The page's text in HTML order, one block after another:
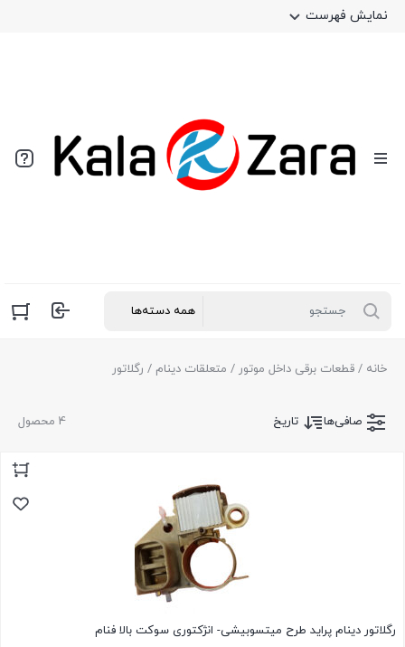
نمایش فهرست
خانه / قطعات برقی داخل موتور / متعلقات دینام / رگلاتور
4 محصول صافی‌ها تاریخ
رگلاتور دینام پراید طرح میتسوبیشی- انژکتوری سوکت بالا فنام